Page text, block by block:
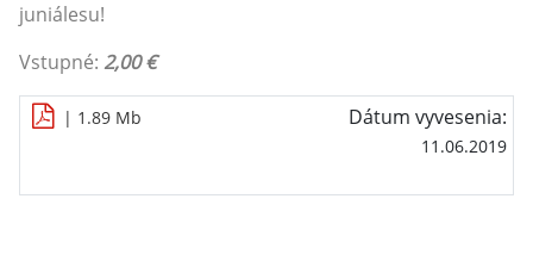
juniálesu!
Vstupné: 2,00 €
| 1.89 Mb Dátum vyvesenia:
11.06.2019